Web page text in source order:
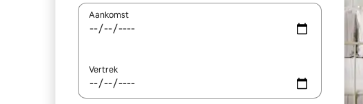
Aankomst
Vertrek